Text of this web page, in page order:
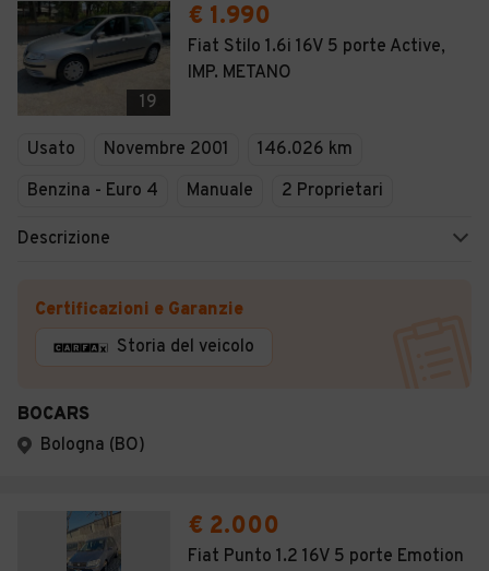
19
€ 1.990
Fiat Stilo 1.6i 16V 5 porte Active,
IMP. METANO
Usato Novembre 2001
146.026 km
Benzina - Euro 4
Manuale 2 Proprietari
Descrizione
Certificazioni e Garanzie
Storia del veicolo
BOCARS
Bologna (BO)
€ 2.000
Fiat Punto 1.2 16V 5 porte Emotion